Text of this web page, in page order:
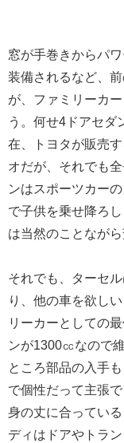
窓が手巻きからパ
装備されるなど、
が、ファミリーカ
う。何せ4ドアセダ
在、トヨタが販売
オだが、それでも
ンはスポーツカー
で子供を乗せ降ろ
は当然のことなが
それでも、ターセ
り、他の車を欲し
リーカーとしての
ンが1300㏄なので
ところ部品の入手
で個性だって主張
身の丈に合ってい
ディはドアやトラ